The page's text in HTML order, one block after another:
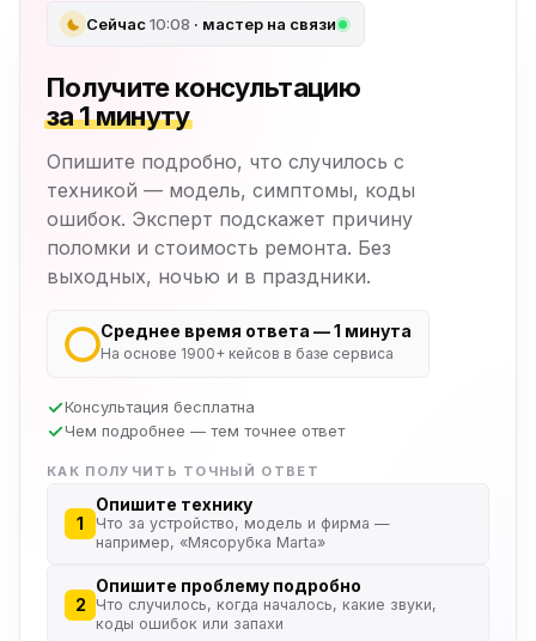
Сейчас10:08 · мастер на связи
Получите консультацию
за 1 минуту
Опишите подробно, что случилось с
техникой — модель, симптомы, коды
ошибок. Эксперт подскажет причину
поломки и стоимость ремонта. Без
выходных, ночью и в праздники.
Среднее время ответа — 1 минута
На основе 1900+ кейсов в базе сервиса
Консультация бесплатна
Чем подробнее — тем точнее ответ
КАК ПОЛУЧИТЬ ТОЧНЫЙ ОТВЕТ
1
Опишите технику
Что за устройство, модель и фирма —
например, «Мясорубка Marta»
2
Опишите проблему подробно
Что случилось, когда началось, какие звуки,
коды ошибок или запахи